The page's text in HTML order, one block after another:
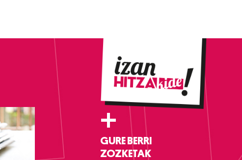
+
GURE BERRI
ZOZKETAK